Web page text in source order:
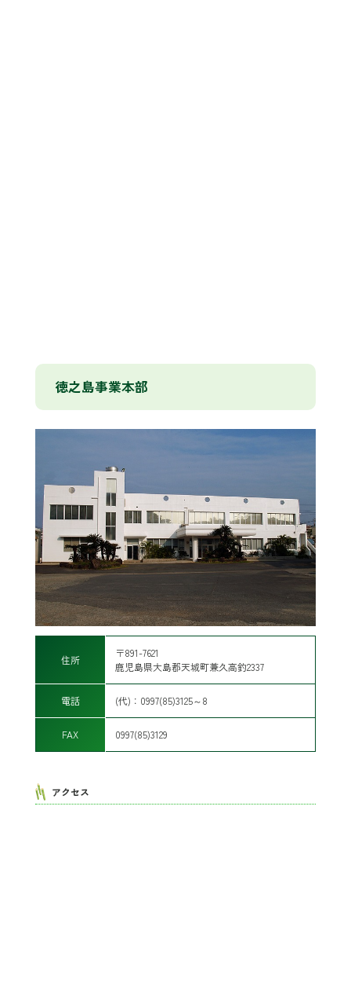
徳之島事業本部
住所
〒891-7621
鹿児島県大島郡天城町兼久高釣2337
電話 (代)：0997(85)3125～8
FAX 0997(85)3129
アクセス